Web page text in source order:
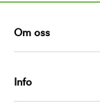
Om oss
Info